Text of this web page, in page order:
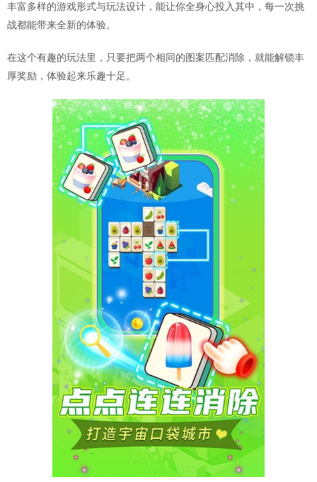
丰富多样的游戏形式与玩法设计，能让你全身心投入其中，每一次挑
战都能带来全新的体验。
在这个有趣的玩法里，只要把两个相同的图案匹配消除，就能解锁丰
厚奖励，体验起来乐趣十足。